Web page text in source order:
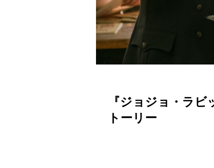
『ジョジョ・ラ
トーリー